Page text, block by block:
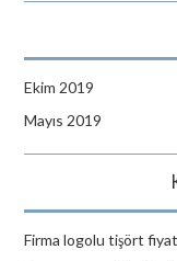
Ekim 2019
Mayıs 2019
Firma logolu tişört